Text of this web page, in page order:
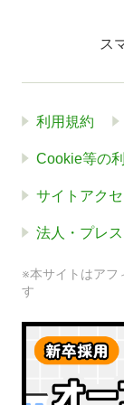
ス
利用規約
Cookie等の
サイトアク
法人・プレ
※本サイトはアフ
す